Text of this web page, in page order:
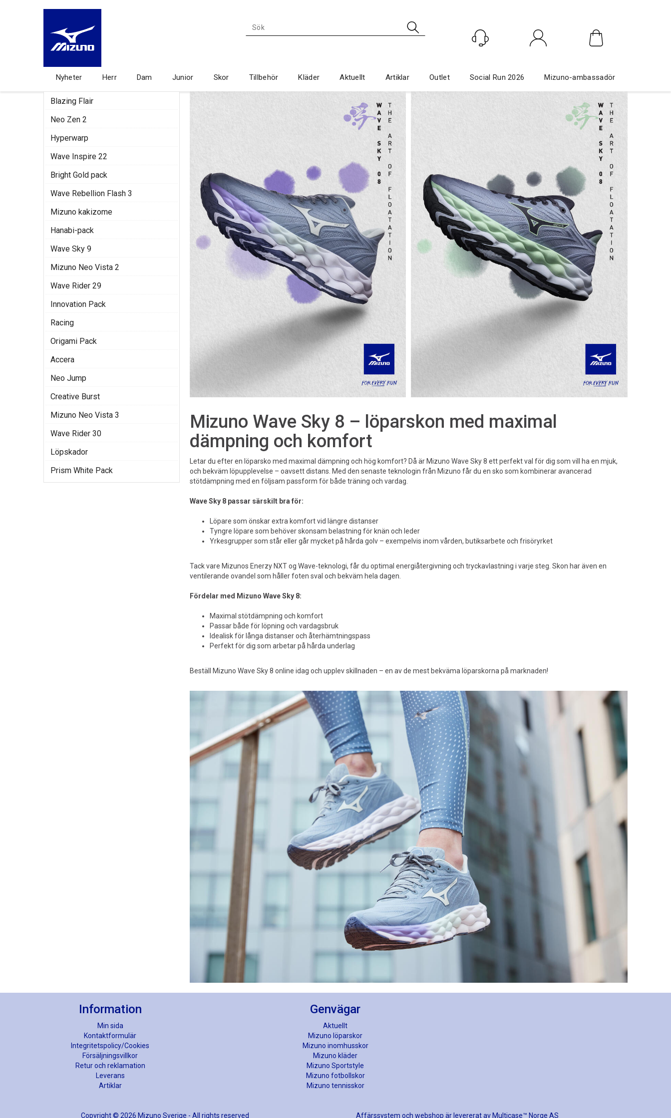
Nyheter Herr Dam Junior Skor Tillbehör Kläder Aktuellt Artiklar Outlet Social Run 2026 Mizuno-ambassadör
Blazing Flair
Neo Zen 2
Hyperwarp
Wave Inspire 22
Bright Gold pack
Wave Rebellion Flash 3
Mizuno kakizome
Hanabi-pack
Wave Sky 9
Mizuno Neo Vista 2
Wave Rider 29
Innovation Pack
Racing
Origami Pack
Accera
Neo Jump
Creative Burst
Mizuno Neo Vista 3
Wave Rider 30
Löpskador
Prism White Pack
Mizuno Wave Sky 8 – löparskon med maximal
dämpning och komfort
Letar du efter en löparsko med maximal dämpning och hög komfort? Då är Mizuno Wave Sky 8 ett perfekt val för dig som vill ha en mjuk,
och bekväm löpupplevelse – oavsett distans. Med den senaste teknologin från Mizuno får du en sko som kombinerar avancerad
stötdämpning med en följsam passform för både träning och vardag.
Wave Sky 8 passar särskilt bra för:
Löpare som önskar extra komfort vid längre distanser
Tyngre löpare som behöver skonsam belastning för knän och leder
Yrkesgrupper som står eller går mycket på hårda golv – exempelvis inom vården, butiksarbete och frisöryrket
Tack vare Mizunos Enerzy NXT og Wave-teknologi, får du optimal energiåtergivning och tryckavlastning i varje steg. Skon har även en
ventilerande ovandel som håller foten sval och bekväm hela dagen.
Fördelar med Mizuno Wave Sky 8:
Maximal stötdämpning och komfort
Passar både för löpning och vardagsbruk
Idealisk för långa distanser och återhämtningspass
Perfekt för dig som arbetar på hårda underlag
Beställ Mizuno Wave Sky 8 online idag och upplev skillnaden – en av de mest bekväma löparskorna på marknaden!
Information
Min sida
Kontaktformulär
Integritetspolicy/Cookies
Försäljningsvillkor
Retur och reklamation
Leverans
Artiklar
Genvägar
Aktuellt
Mizuno löparskor
Mizuno inomhusskor
Mizuno kläder
Mizuno Sportstyle
Mizuno fotbollskor
Mizuno tennisskor
Copyright © 2026 Mizuno Sverige - All rights reserved Affärssystem och webshop är levererat av Multicase™ Norge AS